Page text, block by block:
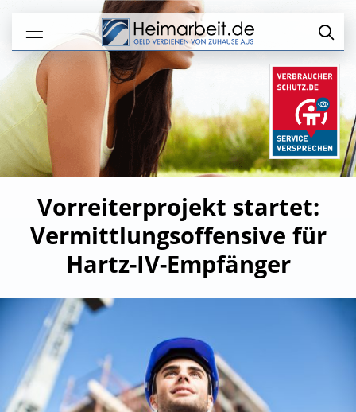
Vorreiterprojekt startet:
Vermittlungsoffensive für
Hartz-IV-Empfänger